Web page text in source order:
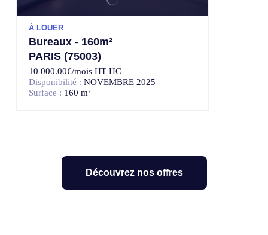
À LOUER
Bureaux - 160m²
PARIS (75003)
10 000.00€/mois HT HC
Disponibilité : NOVEMBRE 2025
Surface : 160 m²
Découvrez nos offres